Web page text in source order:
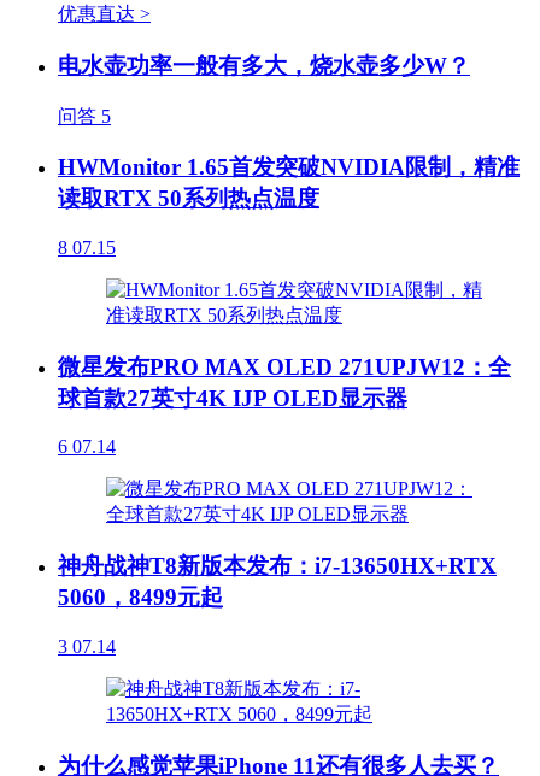
优惠直达 >
电水壶功率一般有多大，烧水壶多少W？
问答 5
HWMonitor 1.65首发突破NVIDIA限制，精准
读取RTX 50系列热点温度
8 07.15
微星发布PRO MAX OLED 271UPJW12：全
球首款27英寸4K IJP OLED显示器
6 07.14
神舟战神T8新版本发布：i7-13650HX+RTX
5060，8499元起
3 07.14
为什么感觉苹果iPhone 11还有很多人去买？